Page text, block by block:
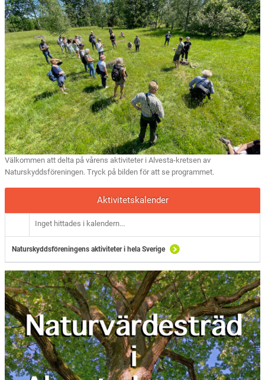
Välkommen att delta på vårens aktiviteter i Alvesta-kretsen av
Naturskyddsföreningen. Tryck på bilden för att se programmet.
Aktivitetskalender
Inget hittades i kalendern...
Naturskyddsföreningens aktiviteter i hela Sverige